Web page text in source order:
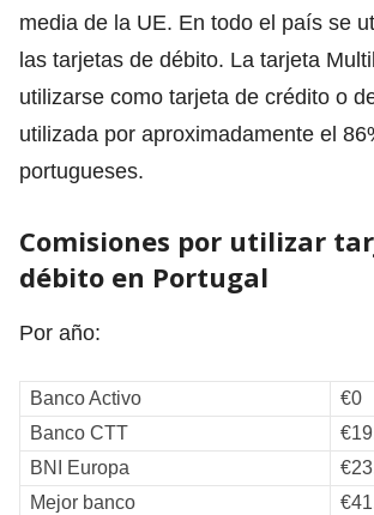
media de la UE. En todo el país se
las tarjetas de débito. La tarjeta
utilizarse como tarjeta de crédito o
utilizada por aproximadamente el
portugueses.
Comisiones por utilizar
débito en Portugal
Por año:
Banco Activo
€0
Banco CTT
BNI Europa
Mejor banco